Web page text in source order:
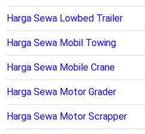
Harga Sewa Lowbed Trailer
Harga Sewa Mobil Towing
Harga Sewa Mobile Crane
Harga Sewa Motor Grader
Harga Sewa Motor Scrapper